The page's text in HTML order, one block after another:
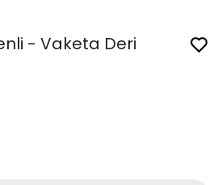
- Vaketa Deri